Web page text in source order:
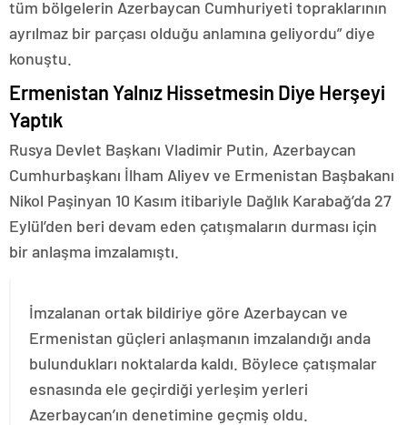
tüm bölgelerin Azerbaycan Cumhuriyeti topraklarının
ayrılmaz bir parçası olduğu anlamına geliyordu” diye
konuştu.
Ermenistan Yalnız Hissetmesin Diye Herşeyi
Yaptık
Rusya Devlet Başkanı Vladimir Putin, Azerbaycan
Cumhurbaşkanı İlham Aliyev ve Ermenistan Başbakanı
Nikol Paşinyan 10 Kasım itibariyle Dağlık Karabağ’da 27
Eylül’den beri devam eden çatışmaların durması için
bir anlaşma imzalamıştı.
İmzalanan ortak bildiriye göre Azerbaycan ve
Ermenistan güçleri anlaşmanın imzalandığı anda
bulundukları noktalarda kaldı. Böylece çatışmalar
esnasında ele geçirdiği yerleşim yerleri
Azerbaycan’ın denetimine geçmiş oldu.